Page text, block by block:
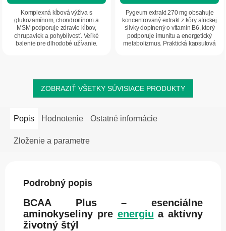
Komplexná kĺbová výživa s
glukozamínom, chondroitínom a
MSM podporuje zdravie kĺbov,
chrupaviek a pohyblivosť. Veľké
balenie pre dlhodobé užívanie.
Pygeum extrakt 270 mg obsahuje
koncentrovaný extrakt z kôry africkej
slivky doplnený o vitamín B6, ktorý
podporuje imunitu a energetický
metabolizmus. Praktická kapsulová
ZOBRAZIŤ VŠETKY SÚVISIACE PRODUKTY
Popis Hodnotenie Ostatné informácie
Zloženie a parametre
Podrobný popis
BCAA Plus – esenciálne
aminokyseliny pre energiu a aktívny
životný štýl